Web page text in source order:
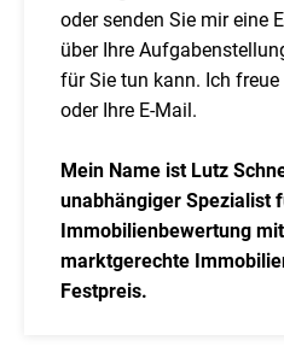
oder senden Sie mir eine
über Ihre
für Sie tun kann. Ich
oder Ihre E-Mail.
Mein Name ist Lutz
unabhängiger Spezialist
Immobilienbewertung
marktgerechte
Festpreis.